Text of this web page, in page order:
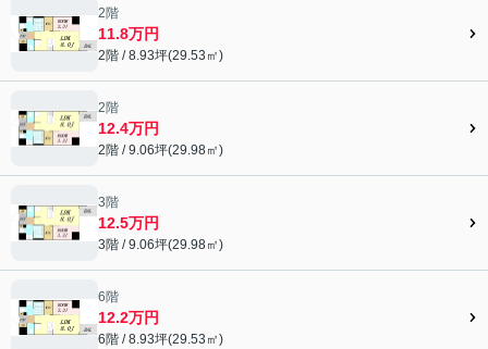
2階
11.8万円
2階 / 8.93坪(29.53㎡)
2階
12.4万円
2階 / 9.06坪(29.98㎡)
3階
12.5万円
3階 / 9.06坪(29.98㎡)
6階
12.2万円
6階 / 8.93坪(29.53㎡)